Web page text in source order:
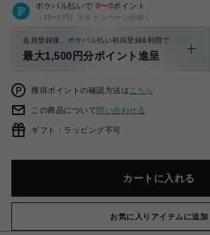
ポケパル払いで 0〜0ポイント
（1P=1円）※キャンペーン分除く
会員登録後、ポケパル払い初回登録&利用で
最大1,500円分ポイント進呈
獲得ポイントの確認方法は こちら
この商品について問い合わせる
ギフト：ラッピング不可
カートに入れる
お気に入りアイテムに追加